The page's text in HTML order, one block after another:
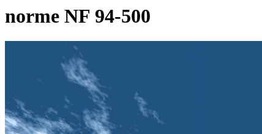
norme NF 94-500